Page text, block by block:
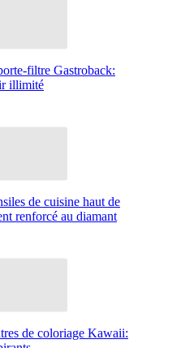
filtre Gastroback:
illimité
de cuisine haut de
renforcé au diamant
de coloriage Kawaii: